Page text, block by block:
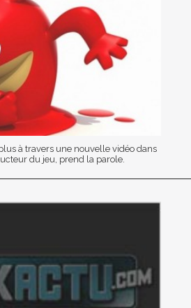
à travers une nouvelle vidéo dans
du jeu, prend la parole.